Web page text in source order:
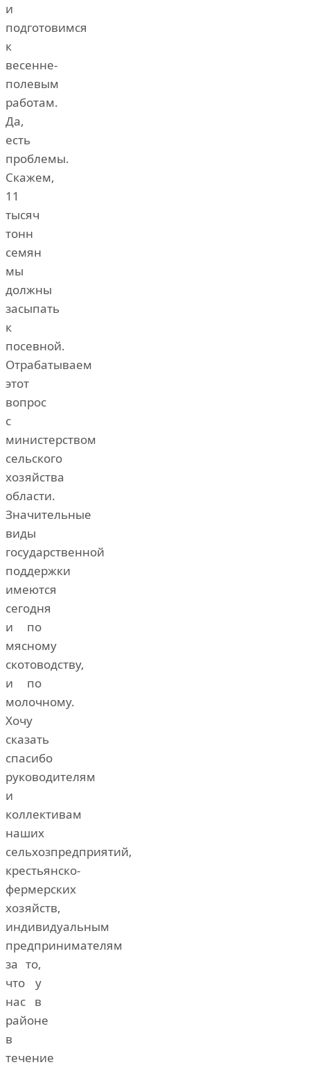
и
подготовимся
к
весенне-
полевым
работам.
Да,
есть
проблемы.
Скажем,
11
тысяч
тонн
семян
мы
должны
засыпать
к
посевной.
Отрабатываем
этот
вопрос
с
министерством
сельского
хозяйства
области.
Значительные
виды
государственной
поддержки
имеются
сегодня
и по
мясному
скотоводству,
и по
молочному.
Хочу
сказать
спасибо
руководителям
и
коллективам
наших
сельхозпредприятий,
крестьянско-
фермерских
хозяйств,
индивидуальным
предпринимателям
за то,
что у
нас в
районе
в
течение